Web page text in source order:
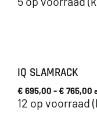
IQ SLAMRACK
€ 695,00 -€ 765,00
12 op voorraad